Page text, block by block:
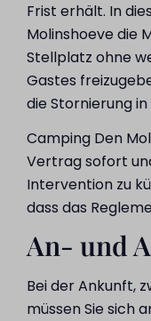
Frist erhält. In
Molinshoeve die
Stellplatz ohne
Gastes
die Stornierung
Camping Den
Vertrag sofort
Intervention zu
dass das
An- und
Bei der Ankunft,
müssen Sie sich